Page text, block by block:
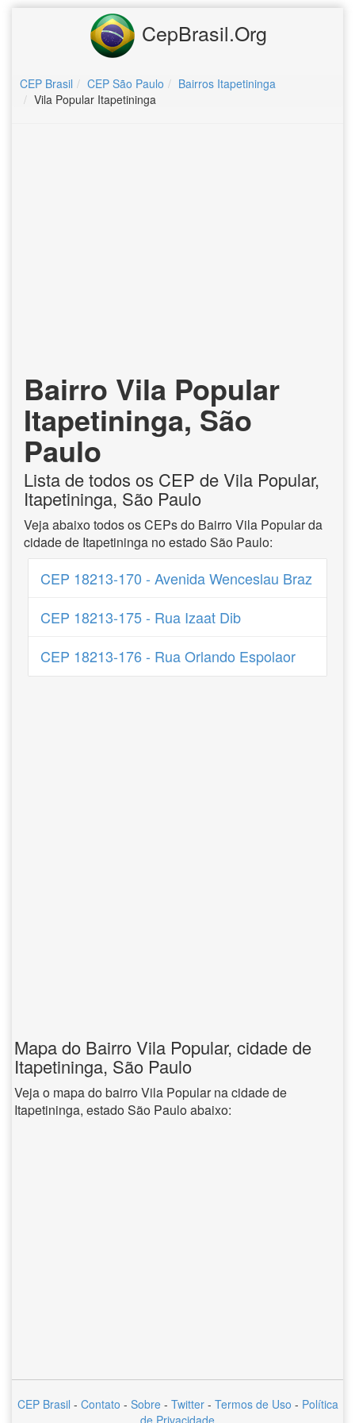
CepBrasil.Org
CEP Brasil CEP São Paulo
Bairros Itapetininga
Vila Popular Itapetininga
Bairro Vila Popular
Itapetininga, São
Paulo
Lista de todos os CEP de Vila Popular,
Itapetininga, São Paulo
Veja abaixo todos os CEPs do Bairro Vila Popular da
cidade de Itapetininga no estado São Paulo:
CEP 18213-170 - Avenida Wenceslau Braz
CEP 18213-175 - Rua Izaat Dib
CEP 18213-176 - Rua Orlando Espolaor
Mapa do Bairro Vila Popular, cidade de
Itapetininga, São Paulo
Veja o mapa do bairro Vila Popular na cidade de
Itapetininga, estado São Paulo abaixo:
CEP Brasil - Contato - Sobre - Twitter - Termos de Uso - Política
de Privacidade